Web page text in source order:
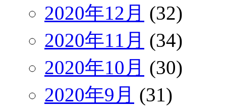
2020年12月 (32)
2020年11月 (34)
2020年10月 (30)
2020年9月 (31)